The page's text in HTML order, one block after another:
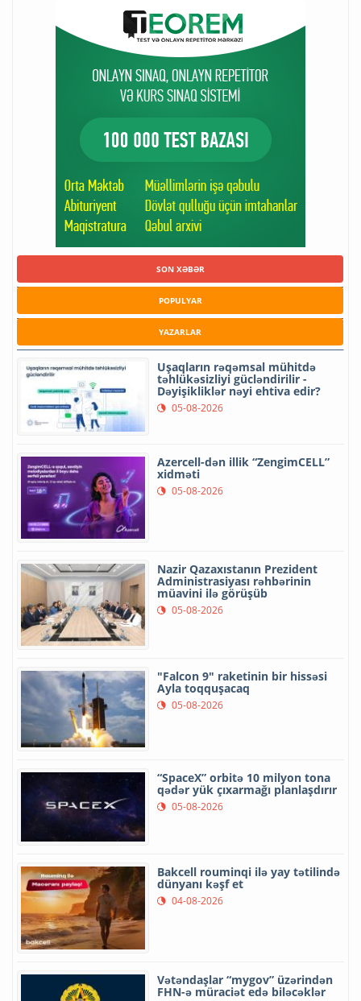
SON XƏBƏR
POPULYAR
YAZARLAR
Uşaqların rəqəmsal mühitdə
təhlükəsizliyi gücləndirilir -
Dəyişikliklər nəyi ehtiva edir?
05-08-2026
Azercell-dən illik “ZengimCELL”
xidməti
05-08-2026
Nazir Qazaxıstanın Prezident
Administrasiyası rəhbərinin
müavini ilə görüşüb
05-08-2026
"Falcon 9" raketinin bir hissəsi
Ayla toqquşacaq
05-08-2026
“SpaceX” orbitə 10 milyon tona
qədər yük çıxarmağı planlaşdırır
05-08-2026
Bakcell rouminqi ilə yay tətilində
dünyanı kəşf et
04-08-2026
Vətəndaşlar “mygov” üzərindən
FHN-ə müraciət edə biləcəklər